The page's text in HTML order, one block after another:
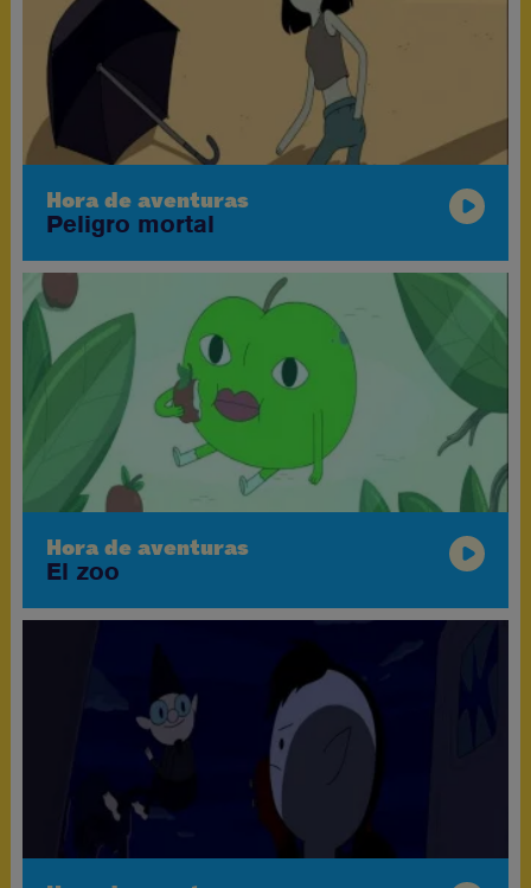
Hora de aventuras
Peligro mortal
Hora de aventuras
El zoo